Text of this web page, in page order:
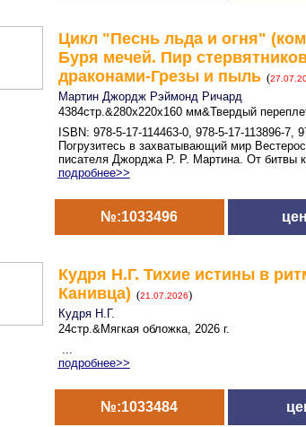
Цикл "Песнь льда и огня"
Буря мечей. Пир
драконами-Грезы и пыль(
Мартин Джордж Рэймонд Ричард
4384стр.&280х220х160 мм&Твердый
ISBN: 978-5-17-114463-0, 978-5-17-113896-7,
Погрузитесь в захватывающий мир
писателя Джорджа Р. Р. Мартина. От битвы
подробнее>>
№:1033496
Кудря Н.Г. Тихие истины в
Канивца) (21.07.2026)
Кудря Н.Г.
24стр.&Мягкая обложка, 2026 г.
...
подробнее>>
№:1033484